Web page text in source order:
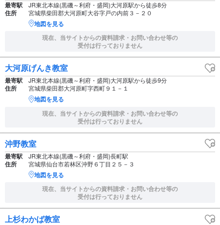
最寄駅 JR東北本線(黒磯～利府・盛岡)大河原駅から徒歩8分
住所 宮城県柴田郡大河原町大谷字戸の内前３－２０
地図を見る
現在、当サイトからの資料請求・お問い合わせ等の
受付は行っておりません
大河原げんき教室
最寄駅 JR東北本線(黒磯～利府・盛岡)大河原駅から徒歩9分
住所 宮城県柴田郡大河原町字西町９１－１
地図を見る
現在、当サイトからの資料請求・お問い合わせ等の
受付は行っておりません
沖野教室
最寄駅 JR東北本線(黒磯～利府・盛岡)長町駅
住所 宮城県仙台市若林区沖野６丁目２５－３
地図を見る
現在、当サイトからの資料請求・お問い合わせ等の
受付は行っておりません
上杉わかば教室